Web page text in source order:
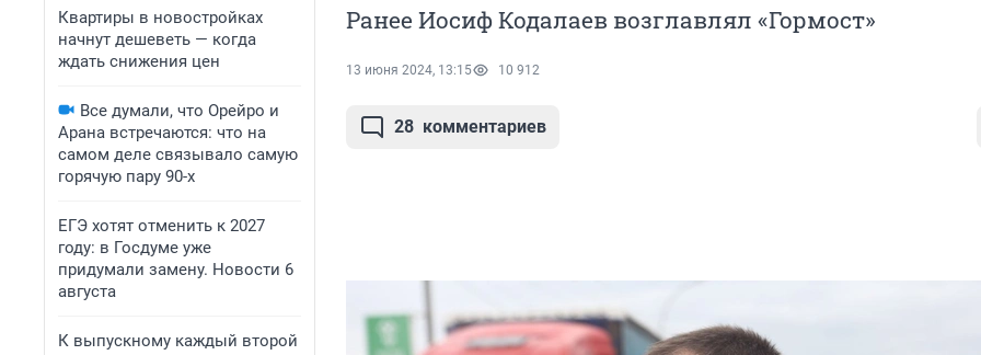
Квартиры в новостройках
начнут дешеветь — когда
ждать снижения цен
Все думали, что Орейро и
Арана встречаются: что на
самом деле связывало самую
горячую пару 90-х
ЕГЭ хотят отменить к 2027
году: в Госдуме уже
придумали замену. Новости 6
августа
К выпускному каждый второй
Ранее Иосиф Кодалаев возглавлял «Гормост»
13 июня 2024, 13:15 10 912
28 комментариев